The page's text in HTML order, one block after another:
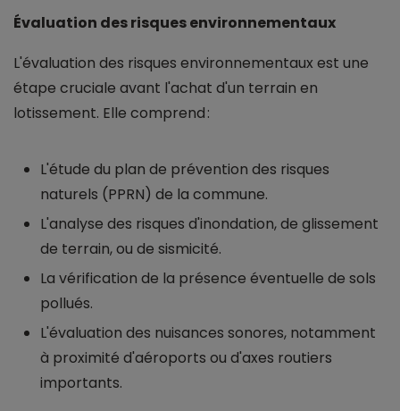
Évaluation des risques environnementaux
L'évaluation des risques environnementaux est une
étape cruciale avant l'achat d'un terrain en
lotissement. Elle comprend :
L'étude du plan de prévention des risques
naturels (PPRN) de la commune.
L'analyse des risques d'inondation, de glissement
de terrain, ou de sismicité.
La vérification de la présence éventuelle de sols
pollués.
L'évaluation des nuisances sonores, notamment
à proximité d'aéroports ou d'axes routiers
importants.